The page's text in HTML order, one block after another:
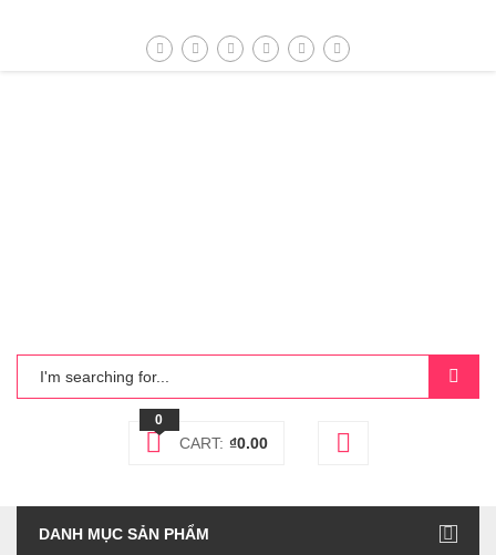
0
CART: ₫0.00
DANH MỤC SẢN PHẨM